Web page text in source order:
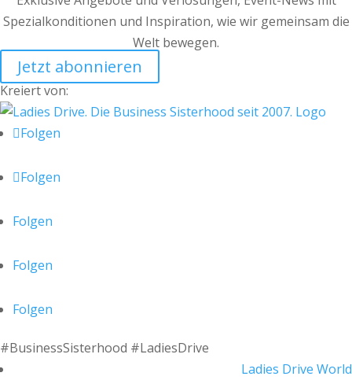
Spezialkonditionen und Inspiration, wie wir gemeinsam die
Welt bewegen.
Jetzt abonnieren
Kreiert von:
Folgen
Folgen
Folgen
Folgen
Folgen
#BusinessSisterhood #LadiesDrive
Ladies Drive World